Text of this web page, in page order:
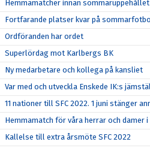
Hemmamatcher innan sommaruppehållet
Fortfarande platser kvar på
Ordföranden har ordet
Superlördag mot Karlbergs BK
Ny medarbetare och kollega på kansliet
Var med och utveckla Enskede IK:s
11 nationer till SFC 2022. 1 juni stänger
Hemmamatch för våra herrar och damer i
Kallelse till extra årsmöte SFC 2022